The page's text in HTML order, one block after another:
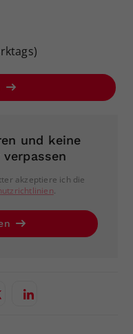
und keine
akzeptiere ich die
.